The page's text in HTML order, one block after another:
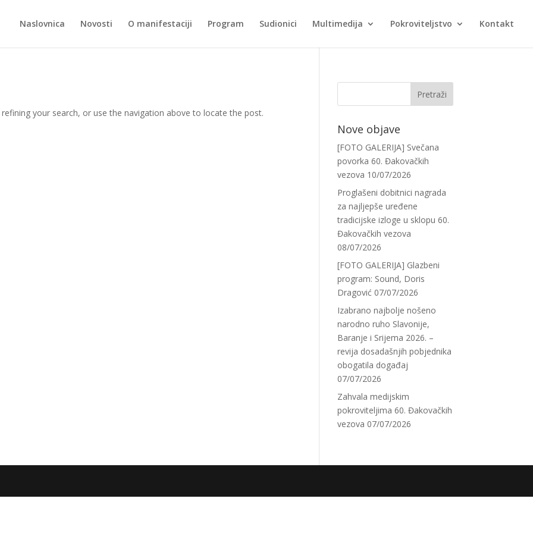
Naslovnica Novosti O manifestaciji Program Sudionici Multimedija Pokroviteljstvo Kontakt
your search, or use the navigation above to locate the post.
Nove objave
[FOTO GALERIJA] Svečana
povorka 60. Đakovačkih
vezova 10/07/2026
Proglašeni dobitnici nagrada
za najljepše uređene
tradicijske izloge u sklopu 60.
Đakovačkih vezova
08/07/2026
[FOTO GALERIJA] Glazbeni
program: Sound, Doris
Dragović 07/07/2026
Izabrano najbolje nošeno
narodno ruho Slavonije,
Baranje i Srijema 2026. –
revija dosadašnjih pobjednika
obogatila događaj
07/07/2026
Zahvala medijskim
pokroviteljima 60. Đakovačkih
vezova 07/07/2026